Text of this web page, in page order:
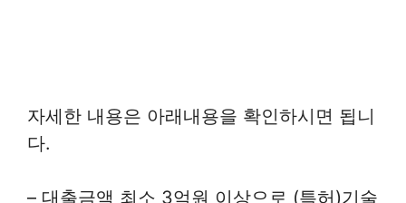
자세한 내용은 아래내용을 확인하시면 됩니
다.
– 대출금액 최소 3억원 이상으로 (특허)기술